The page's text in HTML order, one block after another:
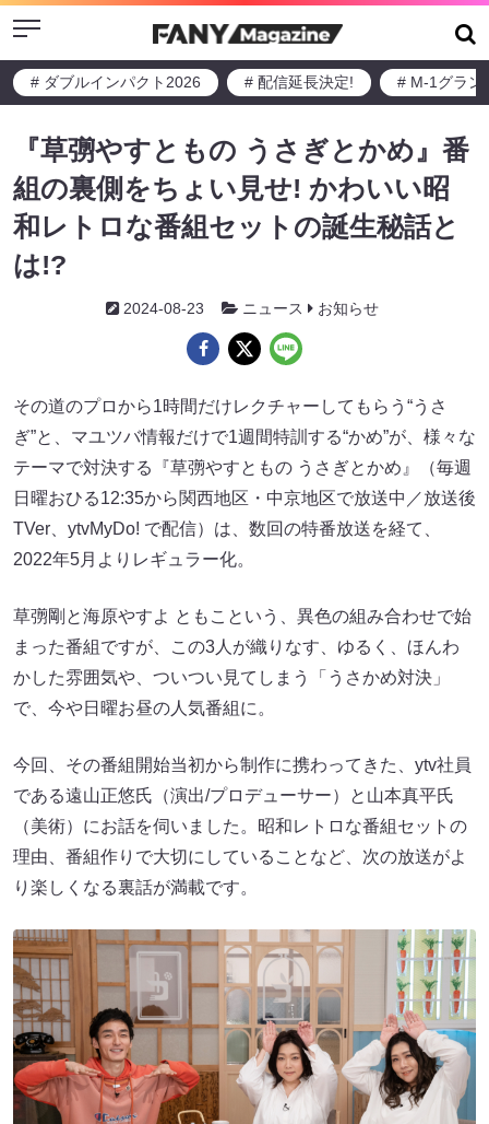
Menu
# ダブルインパクト2026 # 配信延長決定! # M-1グラン
『草彅やすともの うさぎとかめ』番
組の裏側をちょい見せ! かわいい昭
和レトロな番組セットの誕生秘話と
は!?
2024-08-23 ニュース お知らせ
その道のプロから1時間だけレクチャーしてもらう“うさ
ぎ”と、マユツバ情報だけで1週間特訓する“かめ”が、様々な
テーマで対決する『草彅やすともの うさぎとかめ』（毎週
日曜おひる12:35から関西地区・中京地区で放送中／放送後
TVer、ytvMyDo! で配信）は、数回の特番放送を経て、
2022年5月よりレギュラー化。
草彅剛と海原やすよ ともこという、異色の組み合わせで始
まった番組ですが、この3人が織りなす、ゆるく、ほんわ
かした雰囲気や、ついつい見てしまう「うさかめ対決」
で、今や日曜お昼の人気番組に。
今回、その番組開始当初から制作に携わってきた、ytv社員
である遠山正悠氏（演出/プロデューサー）と山本真平氏
（美術）にお話を伺いました。昭和レトロな番組セットの
理由、番組作りで大切にしていることなど、次の放送がよ
り楽しくなる裏話が満載です。